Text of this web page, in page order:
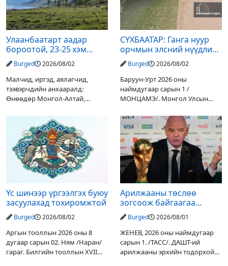
Улаанбаатарт аадар
бороотой, 23-25 хэм
дулаан байна
Burged 2026/08/02
Малчид, иргэд, аялагчид,
тээвэрчдийн анхааралд:
Өнөөдөр Монгол-Алтай,
уулархаг нутгаар бороо, дуу
цахилгаантай аадар бороо
орох тул голуудын усны
түвшин нэмэгдэх, нөөлөг
СҮХБААТАР: Ганга нуур
орчмын элсний нүүдлийг
зогсоох туршилтын ажил
үр дүнгээ өгч эхэлжээ
Burged 2026/08/02
Баруун-Урт 2026 оны
наймдугаар сарын 1 /
МОНЦАМЭ/. Монгол Улсын
Дарьгангын Ганга нуурыг
сэргээн, хамгаалах төслийг
улсын төсвийн хөрөнгө
оруулалтаар хийж буй.
Төслийн
Үс шинээр үргээлгэх буюу
засуулахад тохиромжтой
Burged 2026/08/02
Аргын тооллын 2026 оны 8
дугаар сарын 02. Ням /Наран/
гараг. Билгийн тооллын XVII
Арилжааны төслөө
зогсоож байгаагаа
Ж.Инфантино мэдэгдэв
Burged 2026/08/01
ЖЕНЕВ, 2026 оны наймдугаар
сарын 1. /ТАСС/. ДАШТ-ий
арилжааны эрхийн тодорхой